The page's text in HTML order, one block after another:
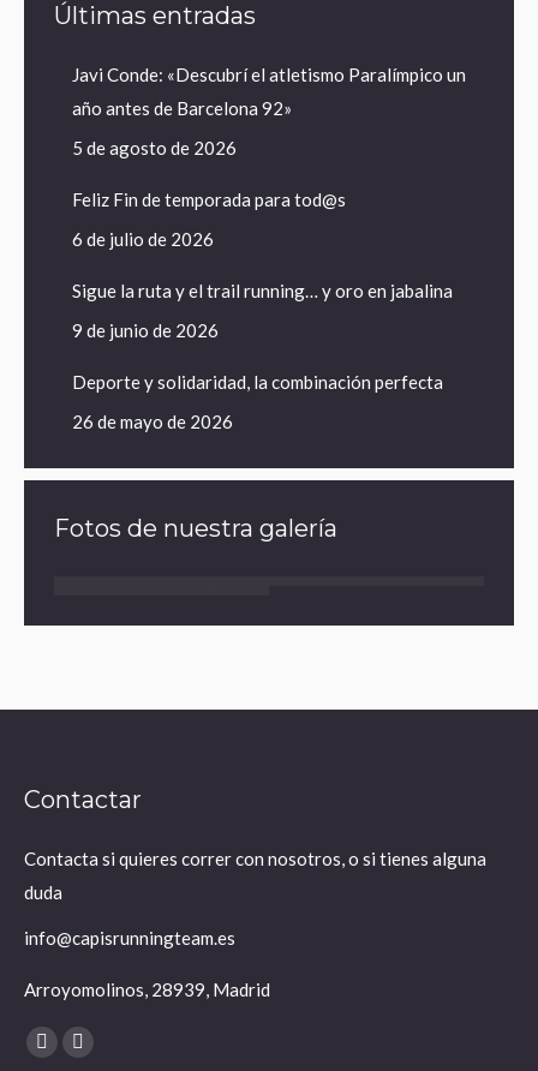
Últimas entradas
Javi Conde: «Descubrí el atletismo Paralímpico un
año antes de Barcelona 92»
5 de agosto de 2026
Feliz Fin de temporada para tod@s
6 de julio de 2026
Sigue la ruta y el trail running… y oro en jabalina
9 de junio de 2026
Deporte y solidaridad, la combinación perfecta
26 de mayo de 2026
Fotos de nuestra galería
Contactar
Contacta si quieres correr con nosotros, o si tienes alguna
duda
info@capisrunningteam.es
Arroyomolinos, 28939, Madrid
Encuéntranos en:
X
Instagram